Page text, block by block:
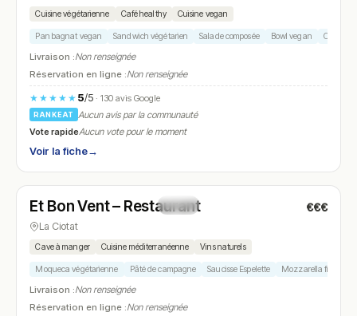
Cuisine végétarienne Café healthy Cuisine vegan
Pan bagnat vegan Sandwich végétarien Salade composée Bowl vegan Café de
Livraison :Non renseignée
Réservation en ligne :Non renseignée
★★★★★ 5/5· 130 avis Google
RANKEAT
Aucun avis par la communauté
Vote rapideAucun vote pour le moment
Voir la fiche→
N° 15
Et Bon Vent – Restaurant €€€
La Ciotat
Cave à manger Cuisine méditerranéenne Vins naturels
Moqueca végétarienne Pâté de campagne Saucisse Espelette Mozzarella figues
Livraison :Non renseignée
Réservation en ligne :Non renseignée